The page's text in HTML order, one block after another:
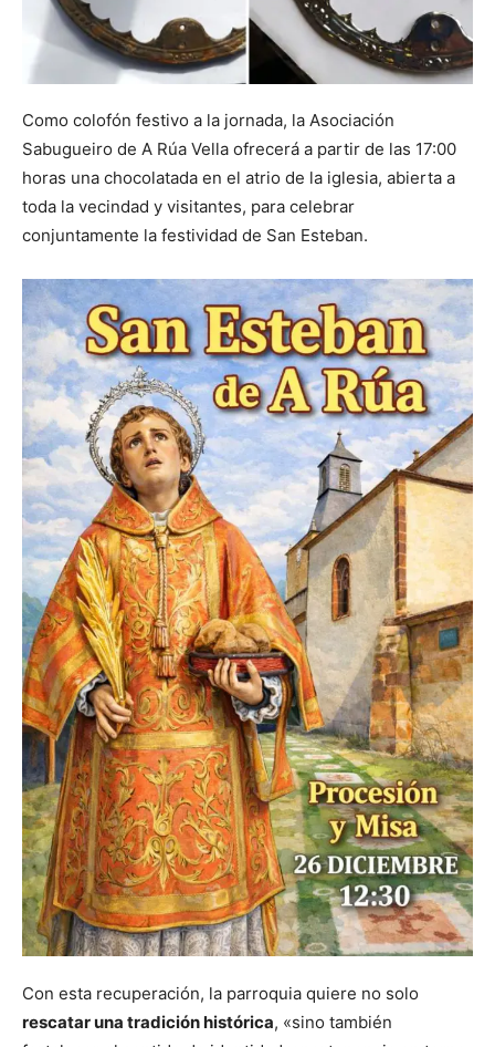
Como colofón festivo a la jornada, la Asociación
Sabugueiro de A Rúa Vella ofrecerá a partir de las 17:00
horas una chocolatada en el atrio de la iglesia, abierta a
toda la vecindad y visitantes, para celebrar
conjuntamente la festividad de San Esteban.
Con esta recuperación, la parroquia quiere no solo
rescatar una tradición histórica, «sino también